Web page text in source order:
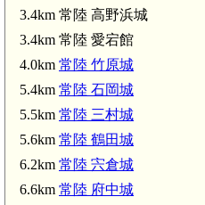
3.4km 常陸 高野浜城
3.4km 常陸 愛宕館
4.0km 常陸 竹原城
5.4km 常陸 石岡城
5.5km 常陸 三村城
5.6km 常陸 鶴田城
6.2km 常陸 宍倉城
6.6km 常陸 府中城